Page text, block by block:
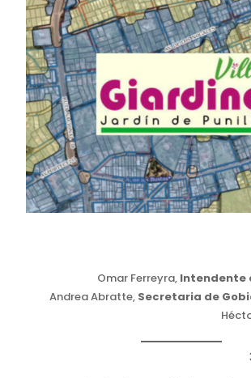
Omar Ferreyra, Intendente
Andrea Abratte,Secretaria de